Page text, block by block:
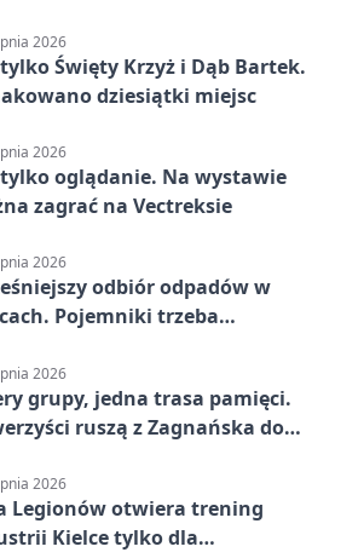
2026
Święty Krzyż i Dąb Bartek.
dziesiątki miejsc
2026
oglądanie. Na wystawie
zagrać na Vectreksie
2026
odbiór odpadów w
Pojemniki trzeba
2026
grupy, jedna trasa pamięci.
ruszą z Zagnańska do
2026
Legionów otwiera trening
Kielce tylko dla